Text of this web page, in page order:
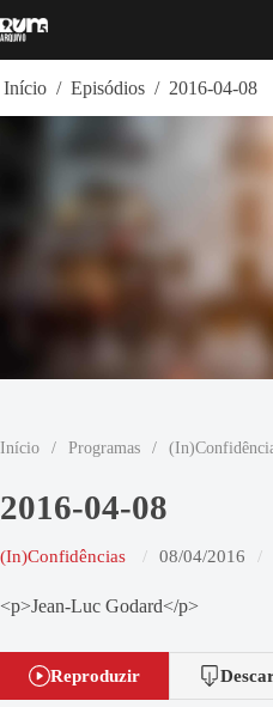
para
Início / Episódios / 2016-04-08
Início / Programas /
2016-04-08
(In)Confidências 08/04/2016
<p>Jean-Luc Godard</p>
Reproduzir